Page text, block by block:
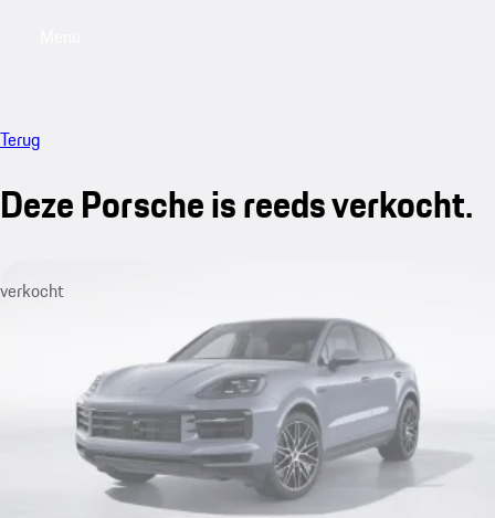
Terug
Deze Porsche is reeds verkocht.
verkocht